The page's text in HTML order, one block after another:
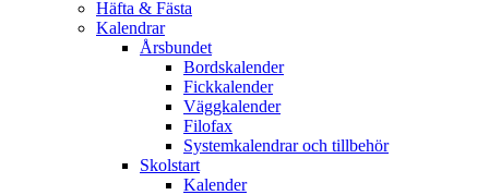
Häfta & Fästa
Kalendrar
Årsbundet
Bordskalender
Fickkalender
Väggkalender
Filofax
Systemkalendrar och tillbehör
Skolstart
Kalender